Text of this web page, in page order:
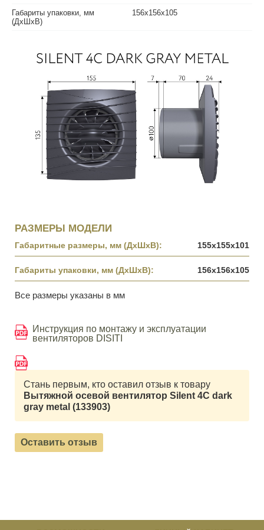
Габариты упаковки, мм
(ДхШхВ)
156х156х105
РАЗМЕРЫ МОДЕЛИ
Габаритные размеры, мм (ДхШхВ): 155х155х101
Габариты упаковки, мм (ДхШхВ): 156х156х105
Все размеры указаны в мм
Инструкция по монтажу и эксплуатации
вентиляторов DISITI
Стань первым, кто оставил отзыв к товару
Вытяжной осевой вентилятор Silent 4C dark
gray metal (133903)
Оставить отзыв